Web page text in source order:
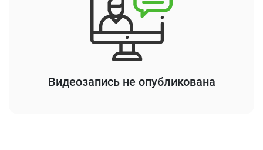
Видеозапись не опубликована